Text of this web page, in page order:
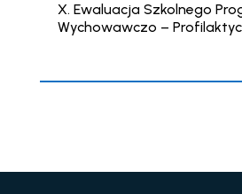
X. Ewaluacja Szkolnego
Wychowawczo –